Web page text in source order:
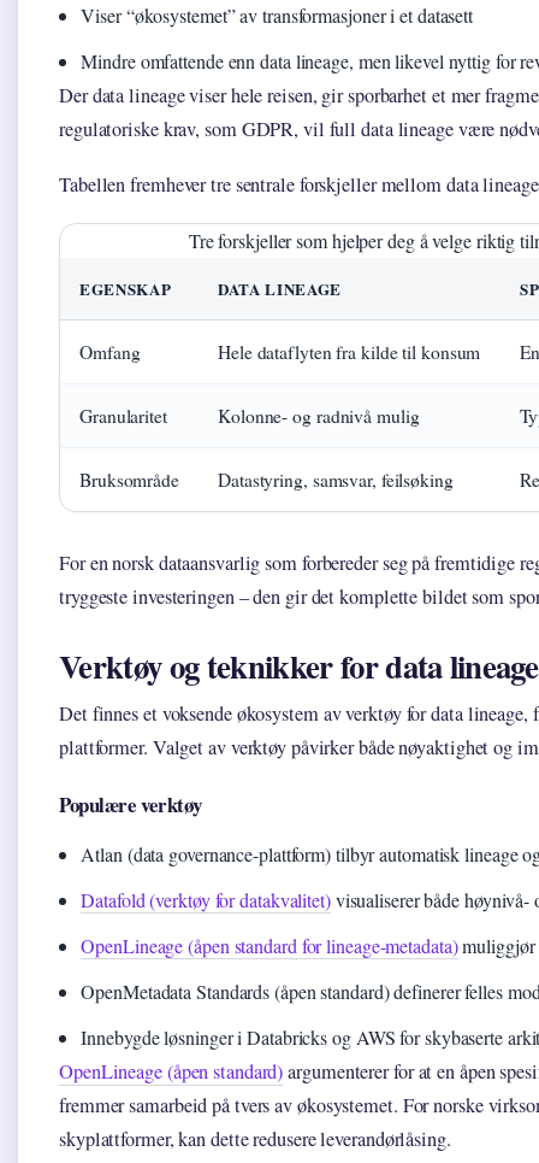
Viser “økosystemet” av transformasjoner i et datasett
Mindre omfattende enn data lineage, men likevel nyttig for
Der data lineage viser hele reisen, gir sporbarhet et mer
regulatoriske krav, som GDPR, vil full data lineage være
Tabellen fremhever tre sentrale forskjeller mellom data
Tre forskjeller som hjelper deg å velge riktig
EGENSKAP DATA LINEAGE
Omfang Hele dataflyten fra kilde til konsum
Granularitet Kolonne- og radnivå mulig
Bruksområde Datastyring, samsvar, feilsøking
For en norsk dataansvarlig som forbereder seg på fremtidige
tryggeste investeringen – den gir det komplette bildet som
Verktøy og teknikker for data lineage
Det finnes et voksende økosystem av verktøy for data
plattformer. Valget av verktøy påvirker både nøyaktighet og
Populære verktøy
Atlan (data governance-plattform) tilbyr automatisk lineage
Datafold (verktøy for datakvalitet)visualiserer både høynivå-
OpenLineage (åpen standard for lineage-metadata)muliggjør
OpenMetadata Standards (åpen standard) definerer felles
Innebygde løsninger i Databricks og AWS for skybaserte
OpenLineage (åpen standard)argumenterer for at en åpen
fremmer samarbeid på tvers av økosystemet. For norske
skyplattformer, kan dette redusere leverandørlåsing.